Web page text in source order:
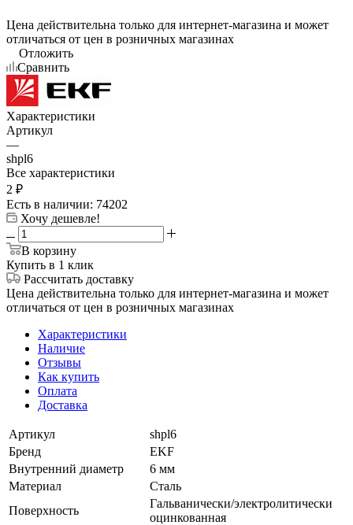
Цена действительна только для интернет-магазина и может
отличаться от цен в розничных магазинах
Отложить
Сравнить
Характеристики
Артикул
—
shpl6
Все характеристики
2 ₽
Есть в наличии: 74202
Хочу дешевле!
В корзину
Купить в 1 клик
Рассчитать доставку
Цена действительна только для интернет-магазина и может
отличаться от цен в розничных магазинах
Характеристики
Наличие
Отзывы
Как купить
Оплата
Доставка
Артикул
shpl6
Бренд
EKF
Внутренний диаметр
6 мм
Материал
Сталь
Поверхность
Гальванически/электролитически
оцинкованная